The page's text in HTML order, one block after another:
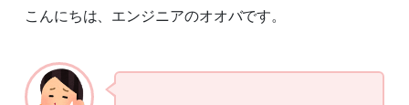
こんにちは、エンジニアのオオバです。